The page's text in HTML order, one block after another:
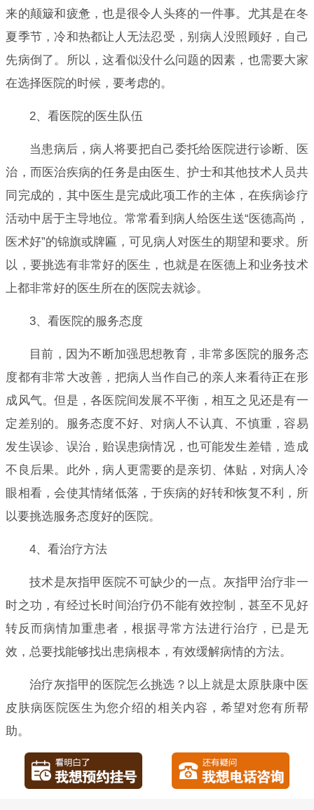
来的颠簸和疲惫，也是很令人头疼的一件事。尤其是在冬
夏季节，冷和热都让人无法忍受，别病人没照顾好，自己
先病倒了。所以，这看似没什么问题的因素，也需要大家
在选择医院的时候，要考虑的。
2、看医院的医生队伍
当患病后，病人将要把自己委托给医院进行诊断、医
治，而医治疾病的任务是由医生、护士和其他技术人员共
同完成的，其中医生是完成此项工作的主体，在疾病诊疗
活动中居于主导地位。常常看到病人给医生送“医德高尚，
医术好”的锦旗或牌匾，可见病人对医生的期望和要求。所
以，要挑选有非常好的医生，也就是在医德上和业务技术
上都非常好的医生所在的医院去就诊。
3、看医院的服务态度
目前，因为不断加强思想教育，非常多医院的服务态
度都有非常大改善，把病人当作自己的亲人来看待正在形
成风气。但是，各医院间发展不平衡，相互之见还是有一
定差别的。服务态度不好、对病人不认真、不慎重，容易
发生误诊、误治，贻误患病情况，也可能发生差错，造成
不良后果。此外，病人更需要的是亲切、体贴，对病人冷
眼相看，会使其情绪低落，于疾病的好转和恢复不利，所
以要挑选服务态度好的医院。
4、看治疗方法
技术是灰指甲医院不可缺少的一点。灰指甲治疗非一
时之功，有经过长时间治疗仍不能有效控制，甚至不见好
转反而病情加重患者，根据寻常方法进行治疗，已是无
效，总要找能够找出患病根本，有效缓解病情的方法。
治疗灰指甲的医院怎么挑选？以上就是太原肤康中医
皮肤病医院医生为您介绍的相关内容，希望对您有所帮
助。